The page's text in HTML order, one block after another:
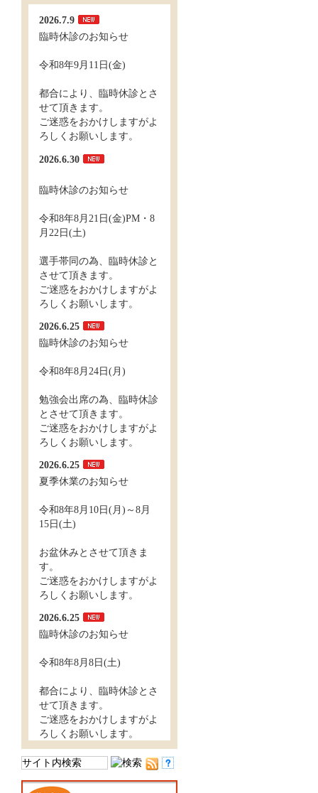
2026.7.9
臨時休診のお知らせ
令和8年9月11日(金)
都合により、臨時休診とさ
せて頂きます。
ご迷惑をおかけしますがよ
ろしくお願いします。
2026.6.30
臨時休診のお知らせ
令和8年8月21日(金)PM・8
月22日(土)
選手帯同の為、臨時休診と
させて頂きます。
ご迷惑をおかけしますがよ
ろしくお願いします。
2026.6.25
臨時休診のお知らせ
令和8年8月24日(月)
勉強会出席の為、臨時休診
とさせて頂きます。
ご迷惑をおかけしますがよ
ろしくお願いします。
2026.6.25
夏季休業のお知らせ
令和8年8月10日(月)～8月
15日(土)
お盆休みとさせて頂きま
す。
ご迷惑をおかけしますがよ
ろしくお願いします。
2026.6.25
臨時休診のお知らせ
令和8年8月8日(土)
都合により、臨時休診とさ
せて頂きます。
ご迷惑をおかけしますがよ
ろしくお願いします。